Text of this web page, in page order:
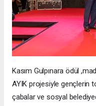
Kasım Gulpınara ödül
AYIK projesiyle gençlerin
çabalar ve sosyal